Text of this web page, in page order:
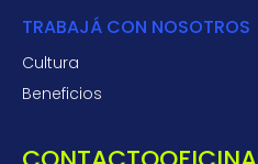
TRABAJÁ CON NOSOTROS
Cultura
Beneficios